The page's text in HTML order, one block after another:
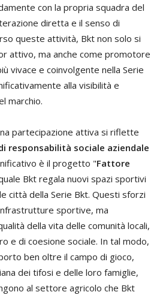
con la propria squadra del
diretta e il senso di
queste attività, Bkt non solo si
attivo, ma anche come promotore
vivace e coinvolgente nella Serie
alla visibilità e
marchio.
partecipazione attiva si riflette
responsabilità sociale aziendale
è il progetto "Fattore
Bkt regala nuovi spazi sportivi
città della Serie Bkt. Questi sforzi
sportive, ma
della vita delle comunità locali,
e di coesione sociale. In tal modo,
ben oltre il campo di gioco,
dei tifosi e delle loro famiglie,
al settore agricolo che Bkt